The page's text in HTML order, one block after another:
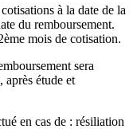
à la date de la
du remboursement.
mois de cotisation.
sera
après étude et
en cas de : résiliation